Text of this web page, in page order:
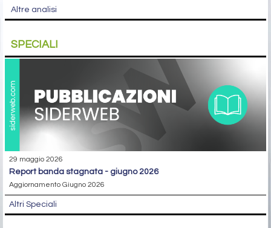
Altre analisi
SPECIALI
29 maggio 2026
report banda stagnata - giugno 2026
Aggiornamento Giugno 2026
Altri Speciali